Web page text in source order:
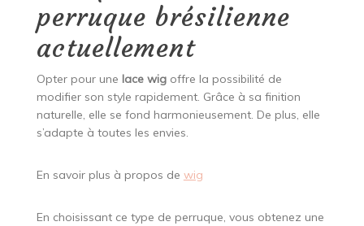
perruque brésilienne
actuellement
Opter pour une lace wigoffre la possibilité de
modifier son style rapidement. Grâce à sa finition
naturelle, elle se fond harmonieusement. De plus, elle
s’adapte à toutes les envies.
En savoir plus à propos de wig
En choisissant ce type de perruque, vous obtenez une